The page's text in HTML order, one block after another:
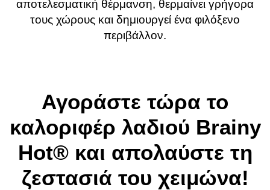
αποτελεσματική θέρμανση, θερμαίνει γρήγορα
τους χώρους και δημιουργεί ένα φιλόξενο
περιβάλλον.
Αγοράστε τώρα το
καλοριφέρ λαδιού Brainy
Hot®️ και απολαύστε τη
ζεστασιά του χειμώνα!